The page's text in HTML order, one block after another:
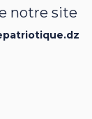
notre site